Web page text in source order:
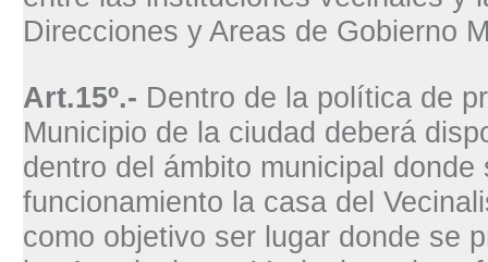
Direcciones y Areas de Gobierno
Art.15º.- Dentro de la política de
Municipio de la ciudad deberá
dentro del ámbito municipal donde
funcionamiento la casa del
como objetivo ser lugar donde se